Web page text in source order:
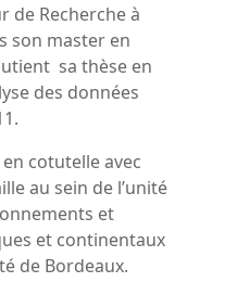
de Recherche à
son master en
sa thèse en
des données
cotutelle avec
au sein de l’unité
et
et continentaux
de Bordeaux.